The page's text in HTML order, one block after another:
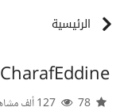
الرئيسية
CharafEddine